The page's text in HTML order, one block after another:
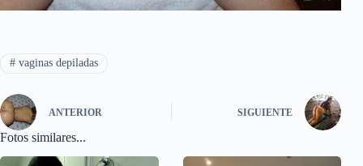
#vaginas depiladas
ANTERIOR SIGUIENTE
Fotos similares...